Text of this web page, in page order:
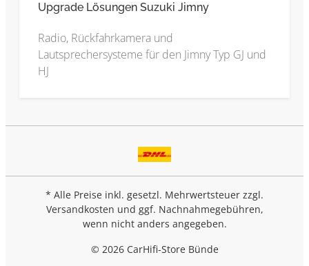
Upgrade Lösungen Suzuki Jimny
Radio, Rückfahrkamera und
Lautsprechersysteme für den Jimny Typ GJ und
HJ
* Alle Preise inkl. gesetzl. Mehrwertsteuer zzgl.
Versandkosten und ggf. Nachnahmegebühren,
wenn nicht anders angegeben.
© 2026 CarHifi-Store Bünde